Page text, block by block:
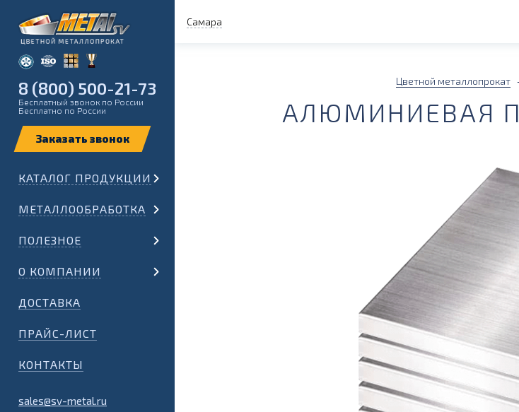
Самара
8 (800) 500-21-73
Бесплатный звонок по России
Бесплатно по России
КАТАЛОГ ПРОДУКЦИИ
МЕТАЛЛООБРАБОТКА
ПОЛЕЗНОЕ
О КОМПАНИИ
ДОСТАВКА
ПРАЙС-ЛИСТ
КОНТАКТЫ
sales@sv-metal.ru
Цветной металлопрокат
АЛЮМИНИЕВАЯ